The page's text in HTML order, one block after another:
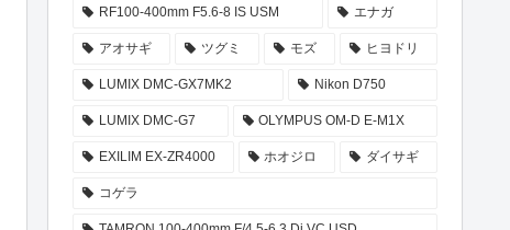
RF100-400mm F5.6-8 IS USM エナガ
アオサギ ツグミ モズ ヒヨドリ
LUMIX DMC-GX7MK2 Nikon D750
LUMIX DMC-G7 OLYMPUS OM-D E-M1X
EXILIM EX-ZR4000 ホオジロ ダイサギ
コゲラ